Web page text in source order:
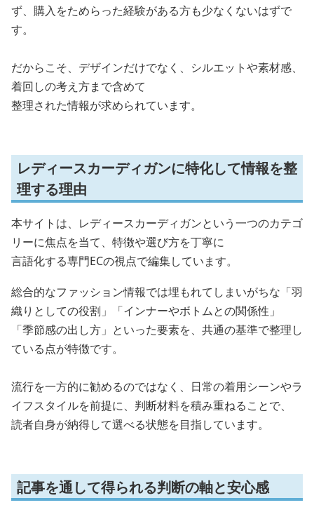
ず、購入をためらった経験がある方も少なくないはずで
す。
だからこそ、デザインだけでなく、シルエットや素材感、
着回しの考え方まで含めて
整理された情報が求められています。
レディースカーディガンに特化して情報を整
理する理由
本サイトは、レディースカーディガンという一つのカテゴ
リーに焦点を当て、特徴や選び方を丁寧に
言語化する専門ECの視点で編集しています。
総合的なファッション情報では埋もれてしまいがちな「羽
織りとしての役割」「インナーやボトムとの関係性」
「季節感の出し方」といった要素を、共通の基準で整理し
ている点が特徴です。
流行を一方的に勧めるのではなく、日常の着用シーンやラ
イフスタイルを前提に、判断材料を積み重ねることで、
読者自身が納得して選べる状態を目指しています。
記事を通して得られる判断の軸と安心感